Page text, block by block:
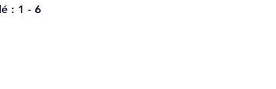
: 1 - 6